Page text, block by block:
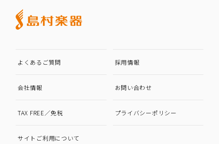
よくあるご質問 採用情報
会社情報 お問い合わせ
TAX FREE／免税 プライバシーポリシー
サイトご利用について